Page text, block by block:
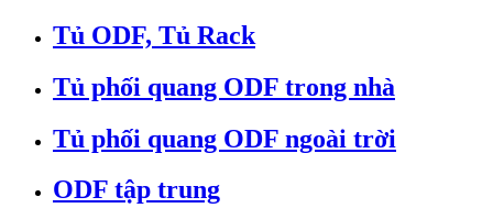
Tủ ODF, Tủ Rack
Tủ phối quang ODF trong nhà
Tủ phối quang ODF ngoài trời
ODF tập trung